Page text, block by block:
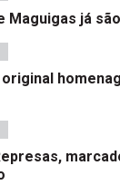
Maguigas já